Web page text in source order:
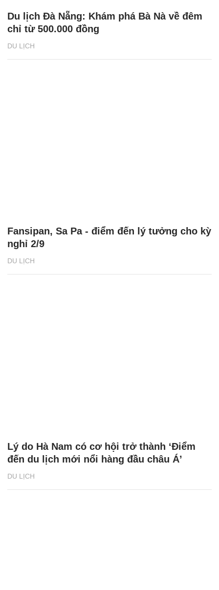
DU LỊCH
Du lịch Đà Nẵng: Khám phá Bà Nà về đêm
chỉ từ 500.000 đồng
DU LỊCH
Fansipan, Sa Pa - điểm đến lý tưởng cho kỳ
nghỉ 2/9
DU LỊCH
Lý do Hà Nam có cơ hội trở thành ‘Điểm
đến du lịch mới nổi hàng đầu châu Á’